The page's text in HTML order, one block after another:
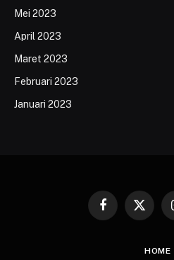
Mei 2023
April 2023
Maret 2023
Februari 2023
Januari 2023
Facebook
X
HOME